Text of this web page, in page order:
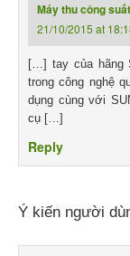
Máy thu công
21/10/2015 at
[…] tay của hãng
trong công nghệ
dụng cùng với
cụ […]
Reply
Ý kiến người